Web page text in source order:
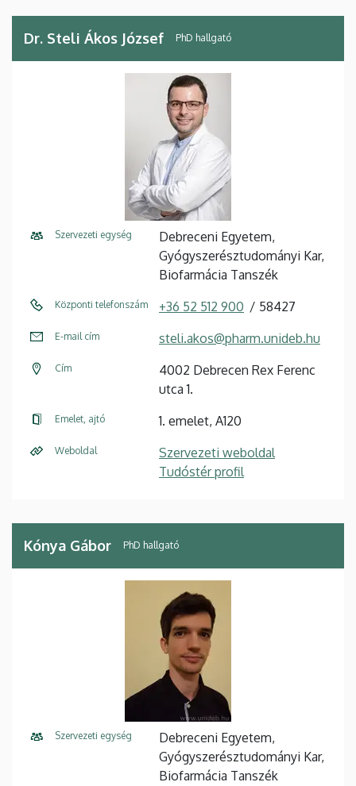
Dr. Steli Ákos József PhD hallgató
Szervezeti egység
Debreceni Egyetem,
Gyógyszerésztudományi Kar,
Biofarmácia Tanszék
Központi telefonszám +36 52 512 900 58427
E-mail cím steli.akos@pharm.unideb.hu
Cím
4002 Debrecen Rex Ferenc
utca 1.
Emelet, ajtó 1. emelet, A120
Weboldal
Szervezeti weboldal
Tudóstér profil
Kónya Gábor PhD hallgató
Szervezeti egység
Debreceni Egyetem,
Gyógyszerésztudományi Kar,
Biofarmácia Tanszék